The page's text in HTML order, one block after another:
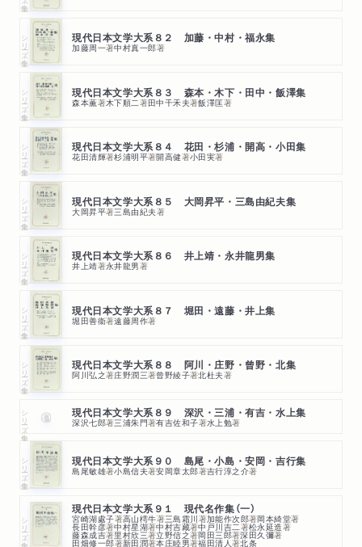
シリーズ・全集 現代日本文学大系８２ 加藤・中村・福永集
加藤周一著中村真一郎著
シリーズ・全集 現代日本文学大系８３ 森本・木下・田中・飯澤集
森本薫著木下順二著田中千禾夫著飯澤匡著
シリーズ・全集 現代日本文学大系８４ 花田・杉浦・開高・小田集
花田清輝著杉浦明平著開高健著小田実著
シリーズ・全集 現代日本文学大系８５ 大岡昇平・三島由紀夫集
大岡昇平著三島由紀夫著
シリーズ・全集 現代日本文学大系８６ 井上靖・永井龍男集
井上靖著永井龍男著
シリーズ・全集 現代日本文学大系８７ 堀田・遠藤・井上集
堀田善衞著遠藤周作著
シリーズ・全集 現代日本文学大系８８ 阿川・庄野・曾野・北集
阿川弘之著庄野潤三著曾野綾子著北杜夫著
シリーズ・全集 現代日本文学大系８９ 深沢・三浦・有吉・水上集
深沢七郎著三浦朱門著有吉佐和子著水上勉著
シリーズ・全集 現代日本文学大系９０ 島尾・小島・安岡・吉行集
島尾敏雄著小島信夫著安岡章太郎著吉行淳之介著
シリーズ・全集
現代日本文学大系９１ 現代名作集（一）
宮崎湖處子著高山樗牛著三島霜川著加能作次郎著岡本綺堂著
長田幹彦著中村星湖著中村吉藏著中戸川吉二著松永延造著
藤森成吉著里村欣三著立野信之著岡田三郎著深田久彌著
田畑修一郎著新田潤著本庄睦男著福田清人 著北条